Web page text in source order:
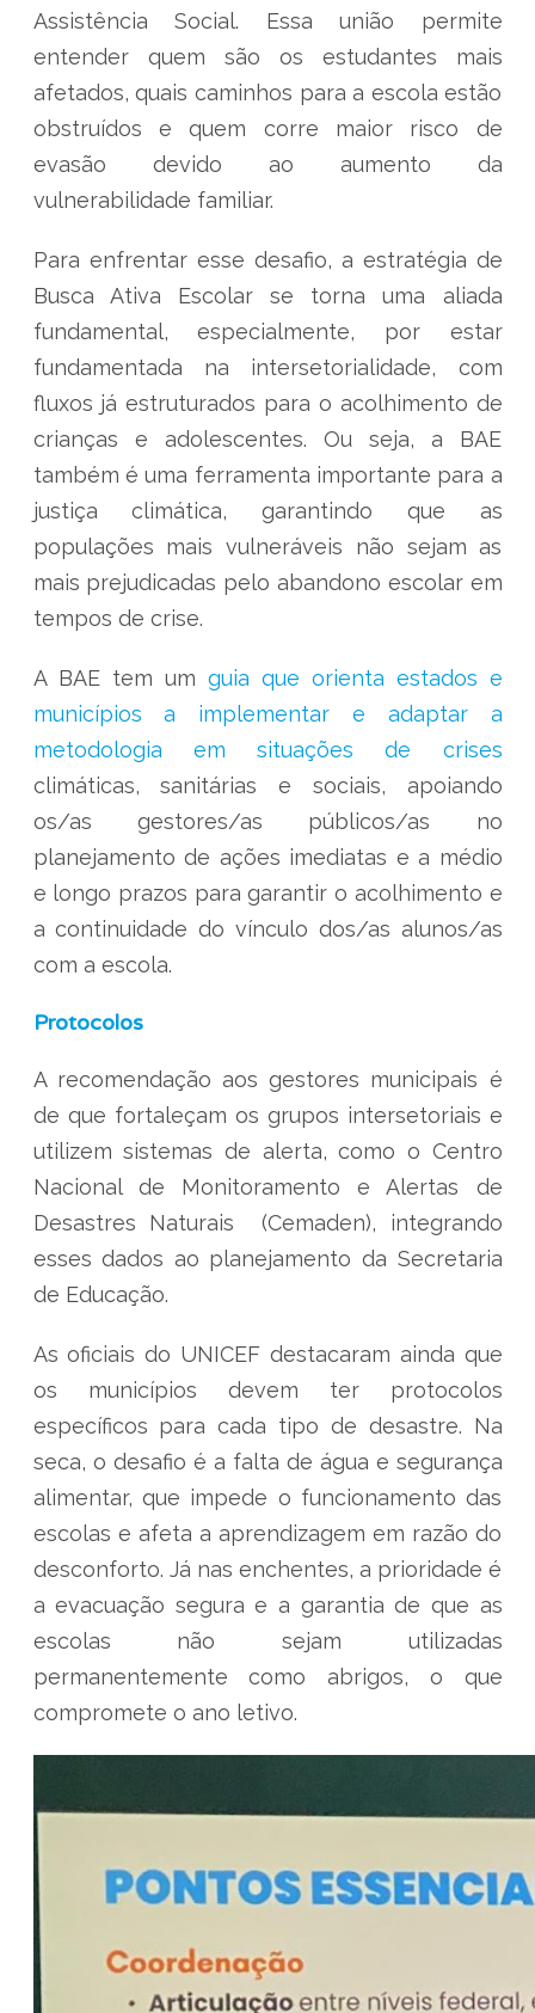
Assistência Social. Essa união permite
entender quem são os estudantes mais
afetados, quais caminhos para a escola estão
obstruídos e quem corre maior risco de
evasão devido ao aumento da
vulnerabilidade familiar.
Para enfrentar esse desafio, a estratégia de
Busca Ativa Escolar se torna uma aliada
fundamental, especialmente, por estar
fundamentada na intersetorialidade, com
fluxos já estruturados para o acolhimento de
crianças e adolescentes. Ou seja, a BAE
também é uma ferramenta importante para a
justiça climática, garantindo que as
populações mais vulneráveis não sejam as
mais prejudicadas pelo abandono escolar em
tempos de crise.
A BAE tem um guia que orienta estados e
municípios a implementar e adaptar a
metodologia em situações de crises
climáticas, sanitárias e sociais, apoiando
os/as gestores/as públicos/as no
planejamento de ações imediatas e a médio
e longo prazos para garantir o acolhimento e
a continuidade do vínculo dos/as alunos/as
com a escola.
Protocolos
A recomendação aos gestores municipais é
de que fortaleçam os grupos intersetoriais e
utilizem sistemas de alerta, como o Centro
Nacional de Monitoramento e Alertas de
Desastres Naturais (Cemaden), integrando
esses dados ao planejamento da Secretaria
de Educação.
As oficiais do UNICEF destacaram ainda que
os municípios devem ter protocolos
específicos para cada tipo de desastre. Na
seca, o desafio é a falta de água e segurança
alimentar, que impede o funcionamento das
escolas e afeta a aprendizagem em razão do
desconforto. Já nas enchentes, a prioridade é
a evacuação segura e a garantia de que as
escolas não sejam utilizadas
permanentemente como abrigos, o que
compromete o ano letivo.